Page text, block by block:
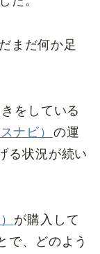
まだ何か足
をしている
ナビ） の運
る状況が続い
が購入して
で、どのよう